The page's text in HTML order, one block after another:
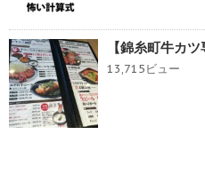
【錦糸町牛カ
13,715ビュー